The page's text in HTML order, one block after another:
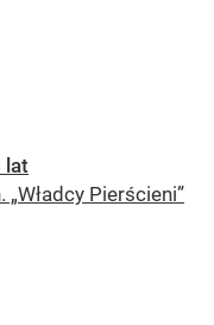
lat
Pierścieni”